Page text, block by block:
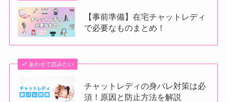
【事前準備】在宅チャットレディ
で必要なものまとめ！
あわせて読みたい
チャットレディの身バレ対策は必
須！原因と防止方法を解説